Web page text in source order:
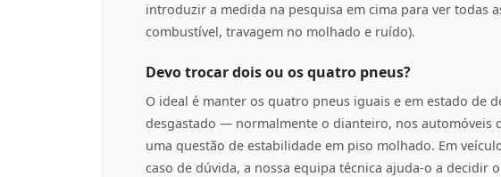
introduzir a medida na pesquisa em cima para ver todas
combustível, travagem no molhado e ruído).
Devo trocar dois ou os quatro pneus?
O ideal é manter os quatro pneus iguais e em estado de
desgastado — normalmente o dianteiro, nos automóveis
uma questão de estabilidade em piso molhado. Em
caso de dúvida, a nossa equipa técnica ajuda-o a decidir